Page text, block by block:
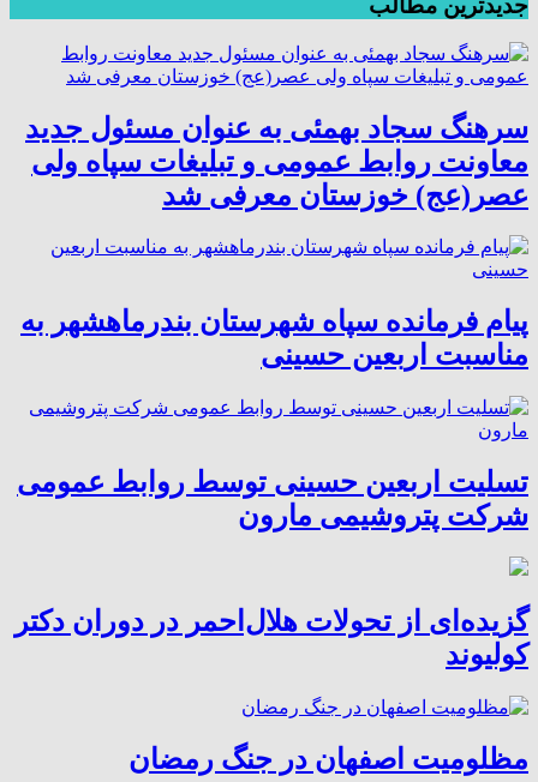
جدیدترین مطالب
سرهنگ سجاد بهمئی به عنوان مسئول جدید
معاونت روابط عمومی و تبلیغات سپاه ولی
عصر(عج) خوزستان معرفی شد
پیام فرمانده سپاه شهرستان بندرماهشهر به
مناسبت اربعین حسینی
تسلیت اربعین حسینی توسط روابط عمومی
شرکت پتروشیمی مارون
گزیده‌ای از تحولات هلال‌احمر در دوران دکتر
کولیوند
مظلومیت اصفهان در جنگ رمضان